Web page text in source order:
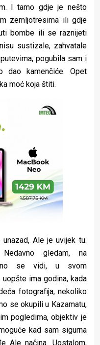
I tamo gdje je nešto
zemljotresima ili gdje
bombe ili se raznijeti
sustizale, zahvatale
pogubila sam i
kamenčiće. Opet
moć koja štiti.
Ale je uvijek tu.
gledam, na
se vidi, u svom
ima godina, kada
fotografija, nekoliko
se okupili u Kazamatu,
pogledima, objektiv je
kad sam sigurna
Ale načina. Uostalom,